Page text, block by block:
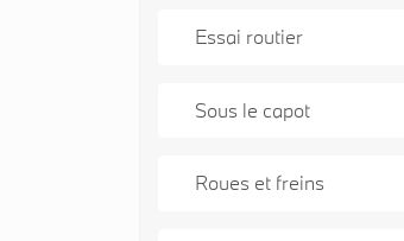
Essai routier
Sous le capot
Roues et freins